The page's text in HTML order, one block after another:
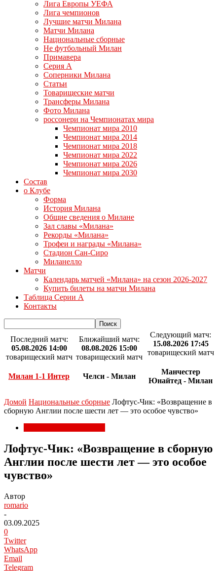
Лига Европы УЕФА
Лига чемпионов
Лучшие матчи Милана
Матчи Милана
Национальные сборные
Не футбольный Милан
Примавера
Серия А
Соперники Милана
Статьи
Товарищеские матчи
Трансферы Милана
Фото Милана
россонери на Чемпионатах мира
Чемпионат мира 2010
Чемпионат мира 2014
Чемпионат мира 2018
Чемпионат мира 2022
Чемпионат мира 2026
Чемпионат мира 2030
Состав
о Клубе
Форма
История Милана
Общие сведения о Милане
Зал славы «Милана»
Рекорды «Милана»
Трофеи и награды «Милана»
Стадион Сан-Сиро
Миланелло
Матчи
Календарь матчей «Милана» на сезон 2026-2027
Купить билеты на матчи Милана
Таблица Серии А
Контакты
Последний матч:
05.08.2026 14:00
товарищеский матч
Милан 1-1 Интер
Ближайший матч:
08.08.2026 15:00
товарищеский матч
Челси - Милан
Следующий матч:
15.08.2026 17:45
товарищеский матч
Манчестер
Юнайтед - Милан
Домой Национальные сборные Лофтус-Чик: «Возвращение в
сборную Англии после шести лет — это особое чувство»
Лофтус-Чик: «Возвращение в сборную
Англии после шести лет — это особое
чувство»
Автор
romario
-
03.09.2025
0
Twitter
WhatsApp
Email
Telegram